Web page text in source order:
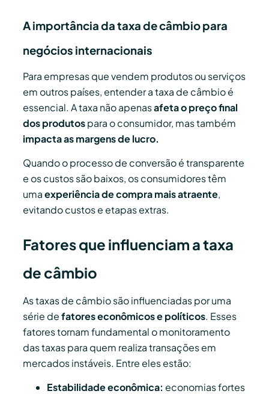
A importância da taxa de câmbio para
negócios internacionais
Para empresas que vendem produtos ou serviços
em outros países, entender a taxa de câmbio é
essencial. A taxa não apenasafeta o preço final
dos produtospara o consumidor, mas também
impacta as margens de lucro.
Quando o processo de conversão é transparente
e os custos são baixos, os consumidores têm
umaexperiência de compra mais atraente,
evitando custos e etapas extras.
Fatores que influenciam a taxa
de câmbio
As taxas de câmbio são influenciadas por uma
série defatores econômicos e políticos. Esses
fatores tornam fundamental o monitoramento
das taxas para quem realiza transações em
mercados instáveis. Entre eles estão:
Estabilidade econômica: economias fortes